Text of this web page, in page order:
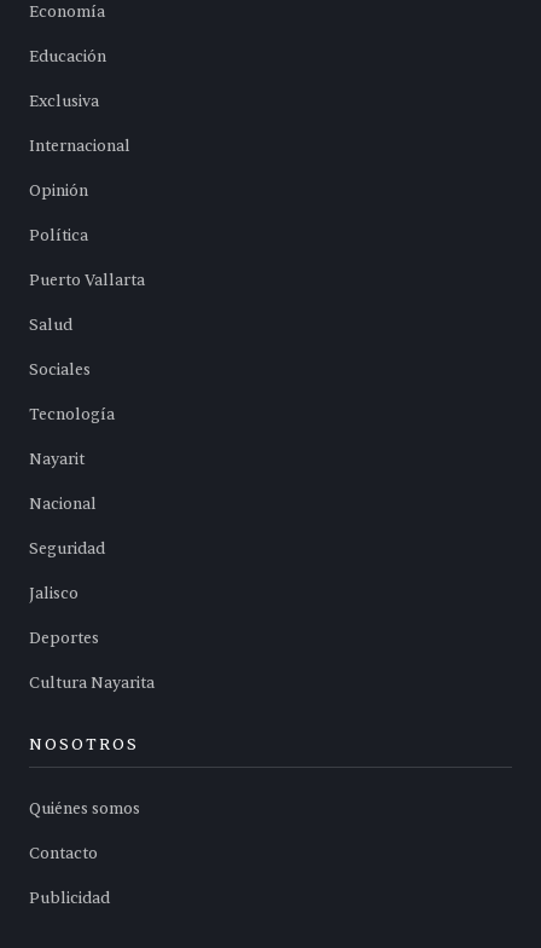
Economía
Educación
Exclusiva
Internacional
Opinión
Política
Puerto Vallarta
Salud
Sociales
Tecnología
Nayarit
Nacional
Seguridad
Jalisco
Deportes
Cultura Nayarita
NOSOTROS
Quiénes somos
Contacto
Publicidad